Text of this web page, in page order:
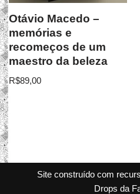
Otávio Macedo –
memórias e
recomeços de um
maestro da beleza
R$89,00
Site construído com
Drops da